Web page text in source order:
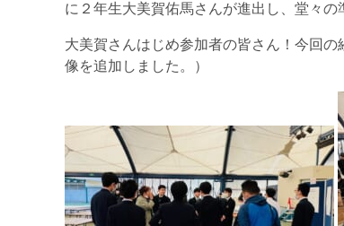
に２年生大美賀佑馬さんが進出し、堂々
大美賀さんはじめ参加者の皆さん！今回
像を追加しました。）